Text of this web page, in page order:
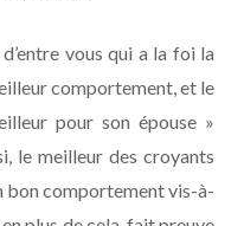
vous qui a la foi la
comportement, et le
pour son épouse »
le meilleur des croyants
bon comportement vis-à-